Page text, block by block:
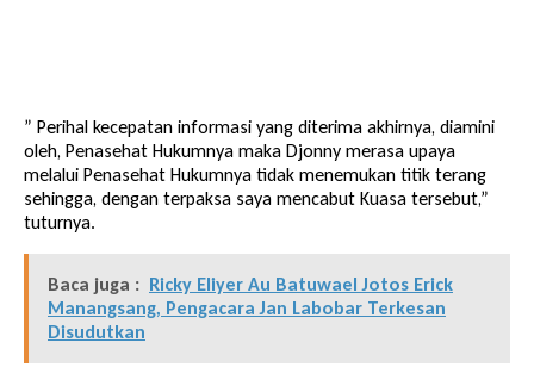
” Perihal kecepatan informasi yang diterima akhirnya, diamini
oleh, Penasehat Hukumnya maka Djonny merasa upaya
melalui Penasehat Hukumnya tidak menemukan titik terang
sehingga, dengan terpaksa saya mencabut Kuasa tersebut,”
tuturnya.
Baca juga : Ricky Eliyer Au Batuwael Jotos Erick
Manangsang, Pengacara Jan Labobar Terkesan
Disudutkan